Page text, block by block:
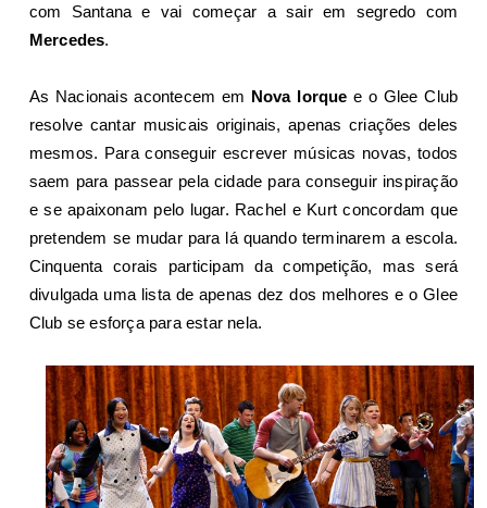
com Santana e vai começar a sair em segredo com
Mercedes.
As Nacionais acontecem em Nova Iorque e o Glee Club
resolve cantar musicais originais, apenas criações deles
mesmos. Para conseguir escrever músicas novas, todos
saem para passear pela cidade para conseguir inspiração
e se apaixonam pelo lugar. Rachel e Kurt concordam que
pretendem se mudar para lá quando terminarem a escola.
Cinquenta corais participam da competição, mas será
divulgada uma lista de apenas dez dos melhores e o Glee
Club se esforça para estar nela.